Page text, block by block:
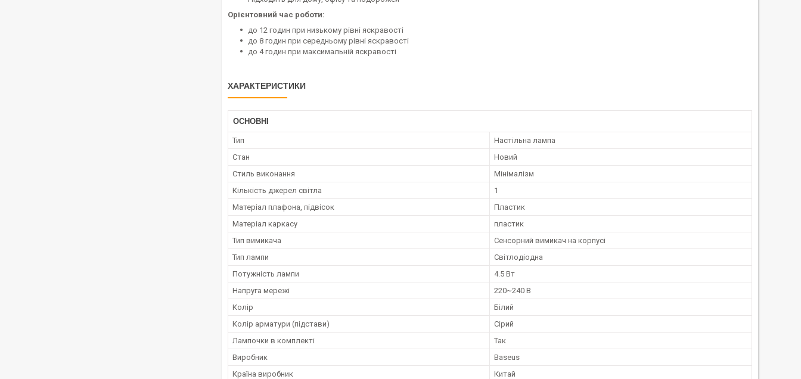
Орієнтовний час роботи:
до 12 годин при низькому рівні яскравості
до 8 годин при середньому рівні яскравості
до 4 годин при максимальній яскравості
ХАРАКТЕРИСТИКИ
ОСНОВНІ
Тип
Настільна лампа
Стан
Новий
Стиль виконання
Мінімалізм
Кількість джерел світла
1
Матеріал плафона, підвісок
Пластик
Матеріал каркасу
пластик
Тип вимикача
Сенсорний вимикач на корпусі
Тип лампи
Світлодіодна
Потужність лампи
4.5 Вт
Напруга мережі
220~240 В
Колір
Білий
Колір арматури (підстави)
Сірий
Лампочки в комплекті
Так
Виробник
Baseus
Країна виробник
Китай